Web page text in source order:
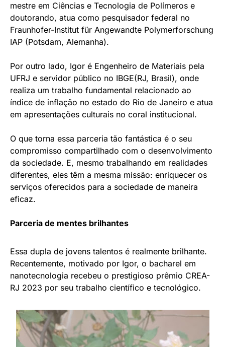
mestre em Ciências e Tecnologia de Polímeros e
doutorando, atua como pesquisador federal no
Fraunhofer-Institut für Angewandte Polymerforschung
IAP (Potsdam, Alemanha).
Por outro lado, Igor é Engenheiro de Materiais pela
UFRJ e servidor público no IBGE(RJ, Brasil), onde
realiza um trabalho fundamental relacionado ao
índice de inflação no estado do Rio de Janeiro e atua
em apresentações culturais no coral institucional.
O que torna essa parceria tão fantástica é o seu
compromisso compartilhado com o desenvolvimento
da sociedade. E, mesmo trabalhando em realidades
diferentes, eles têm a mesma missão: enriquecer os
serviços oferecidos para a sociedade de maneira
eficaz.
Parceria de mentes brilhantes
Essa dupla de jovens talentos é realmente brilhante.
Recentemente, motivado por Igor, o bacharel em
nanotecnologia recebeu o prestigioso prêmio CREA-
RJ 2023 por seu trabalho científico e tecnológico.